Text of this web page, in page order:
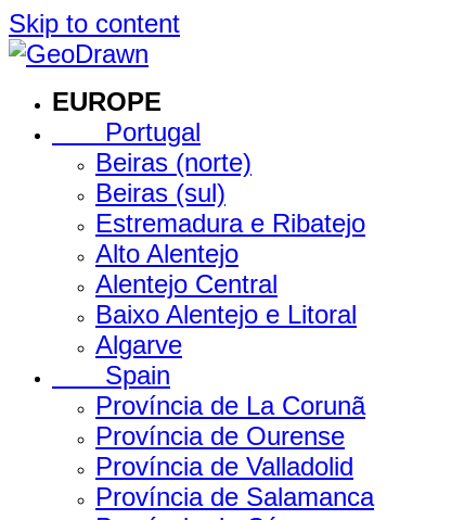
Skip to content
EUROPE
Portugal
Beiras (norte)
Beiras (sul)
Estremadura e Ribatejo
Alto Alentejo
Alentejo Central
Baixo Alentejo e Litoral
Algarve
Spain
Província de La Corunã
Província de Ourense
Província de Valladolid
Província de Salamanca